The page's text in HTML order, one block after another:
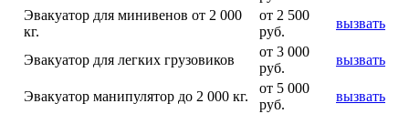
Эвакуатор для минивенов от 2 000
кг.
от 2 500
руб.
вызвать
Эвакуатор для легких грузовиков
от 3 000
руб.
вызвать
Эвакуатор манипулятор до 2 000 кг.
от 5 000
руб.
вызвать